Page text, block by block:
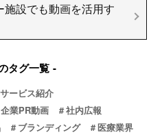
設でも動画を活用す
タグ一覧
ービス紹介
企業PR動画
社内広報
ブランディング
医療業界